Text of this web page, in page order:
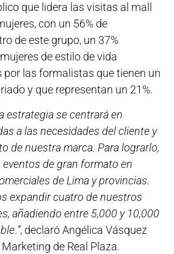
que lidera las visitas al mall
con un 56% de
de este grupo, un 37%
de estilo de vida
por las formalistas que tienen un
y que representan un 21%.
estrategia se centrará en
a las necesidades del cliente y
de nuestra marca. Para lograrlo,
de gran formato en
de Lima y provincias.
expandir cuatro de nuestros
añadiendo entre 5,000 y 10,000
.”, declaró Angélica Vásquez
de Real Plaza.